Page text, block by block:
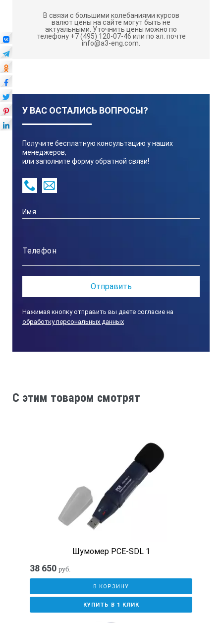
В связи с большими колебаниями курсов
валют цены на сайте могут быть не
актуальными. Уточнить цены можно по
телефону +7 (495) 120-07-46 или по эл. почте
info@a3-eng.com.
У ВАС ОСТАЛИСЬ ВОПРОСЫ?
Получите бесплатную консультацию у наших
менеджеров,
или заполните форму обратной связи!
Нажимая кнопку отправить вы даете согласие на
обработку персональных данных
C этим товаром смотрят
Шумомер PCE-SDL 1
38 650 руб.
В КОРЗИНУ
КУПИТЬ В 1 КЛИК